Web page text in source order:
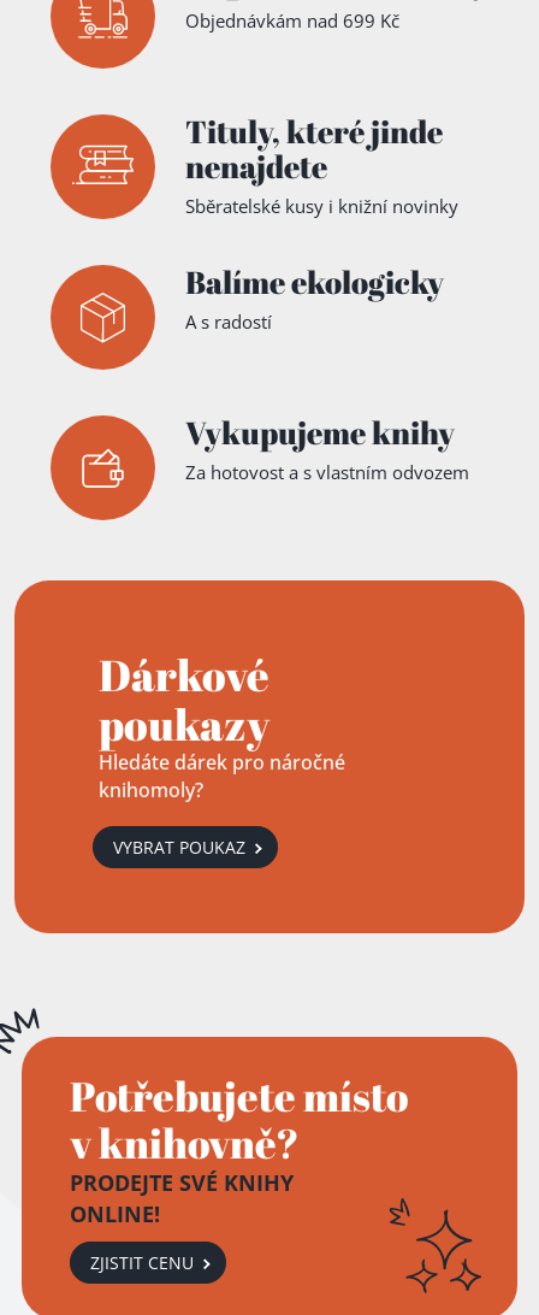
Pieter
Bruegel,
Auguste
Fernand
Léger
Thomas
Gainsboro
ugh
Jan Hnízdo
Objednávkám nad 699 Kč
Tituly,které jinde
nenajdete
Sběratelské kusy i knižní novinky
Balíme ekologicky
A s radostí
Vykupujeme knihy
Za hotovost a s vlastním odvozem
Dárkové
poukazy
Hledáte dárek pro náročné
knihomoly?
VYBRAT POUKAZ
Potřebujete místo
v knihovně?
PRODEJTE SVÉ KNIHY
ONLINE!
ZJISTIT CENU